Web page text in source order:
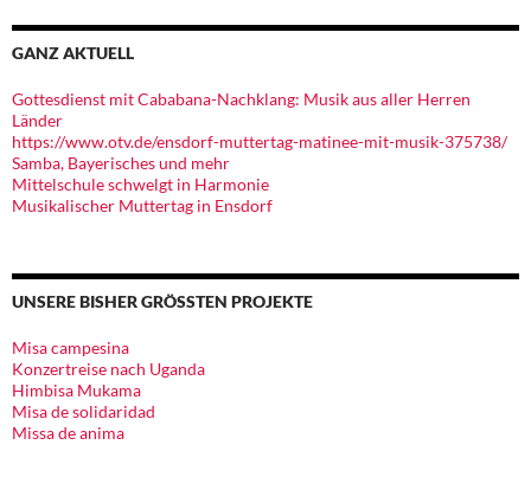
GANZ AKTUELL
Gottesdienst mit Cababana-Nachklang: Musik aus aller Herren
Länder
https://www.otv.de/ensdorf-muttertag-matinee-mit-musik-375738/
Samba, Bayerisches und mehr
Mittelschule schwelgt in Harmonie
Musikalischer Muttertag in Ensdorf
UNSERE BISHER GRÖSSTEN PROJEKTE
Misa campesina
Konzertreise nach Uganda
Himbisa Mukama
Misa de solidaridad
Missa de anima